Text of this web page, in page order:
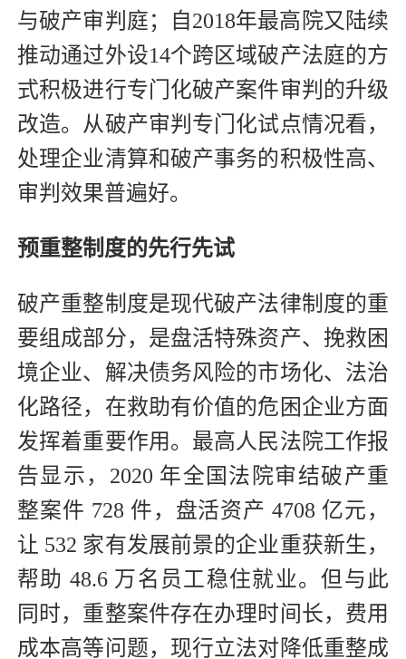
与破产审判庭；自2018年最高院又陆续
推动通过外设14个跨区域破产法庭的方
式积极进行专门化破产案件审判的升级
改造。从破产审判专门化试点情况看，
处理企业清算和破产事务的积极性高、
审判效果普遍好。
预重整制度的先行先试
破产重整制度是现代破产法律制度的重
要组成部分，是盘活特殊资产、挽救困
境企业、解决债务风险的市场化、法治
化路径，在救助有价值的危困企业方面
发挥着重要作用。最高人民法院工作报
告显示，2020 年全国法院审结破产重
整案件 728 件，盘活资产 4708 亿元，
让 532 家有发展前景的企业重获新生，
帮助 48.6 万名员工稳住就业。但与此
同时，重整案件存在办理时间长，费用
成本高等问题，现行立法对降低重整成